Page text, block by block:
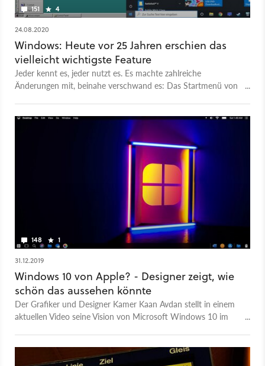
151 4
24.08.2020
Windows: Heute vor 25 Jahren erschien das
vielleicht wichtigste Feature
Jeder kennt es, jeder nutzt es. Es machte zahlreiche
Änderungen mit, beinahe verschwand es: Das Startmenü von
148 1
31.12.2019
Windows 10 von Apple? - Designer zeigt, wie
schön das aussehen könnte
Der Grafiker und Designer Kamer Kaan Avdan stellt in einem
aktuellen Video seine Vision von Microsoft Windows 10 im